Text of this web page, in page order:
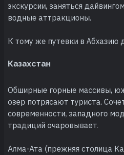
экскурсии, заняться
водные аттракционы.
К тому же путевки в Абхазию
Казахстан
Обширные горные массивы,
озер потрясают туриста.
современности, западного
традиций очаровывает.
Алма-Ата (прежняя столица